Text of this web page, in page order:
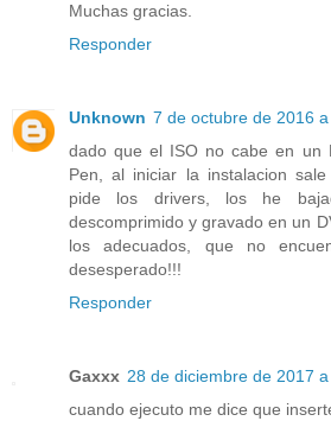
Muchas gracias.
Responder
Unknown 7 de octubre de 2016
dado que el ISO no cabe en un
Pen, al iniciar la instalacion
pide los drivers, los he
descomprimido y gravado en un
los adecuados, que no
desesperado!!!
Responder
Gaxxx 28 de diciembre de 2017 a
cuando ejecuto me dice que